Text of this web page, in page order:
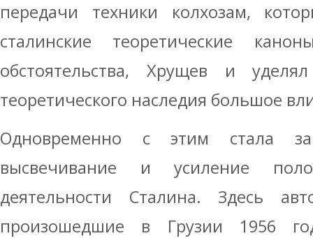
передачи техники колхозам,
сталинские теоретические
обстоятельства, Хрущев и
теоретического наследия большое
Одновременно с этим стала
высвечивание и усиление
деятельности Сталина. Здесь
произошедшие в Грузии 1956